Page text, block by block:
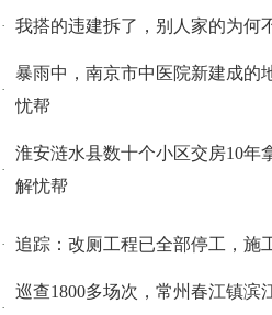
· 我搭的违建拆了，别人家的为何
·
暴雨中，南京市中医院新建成的
忧帮
·
淮安涟水县数十个小区交房10年
解忧帮
· 追踪：改厕工程已全部停工，施
·
巡查1800多场次，常州春江镇滨